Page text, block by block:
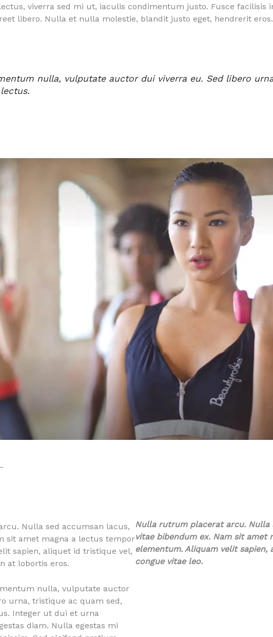
viverra sed mi ut, iaculis condimentum justo. Fusce facilisis
libero. Nulla et nulla molestie, blandit justo eget, hendrerit eros.
nulla, vulputate auctor dui viverra eu. Sed libero
Nulla sed accumsan lacus,
sit amet magna a lectus tempor
sapien, aliquet id tristique vel,
at lobortis eros.
nulla, vulputate auctor
urna, tristique ac quam sed,
Integer ut dui et urna
diam. Nulla egestas mi
Nulla rutrum placerat arcu. Nulla
vitae bibendum ex. Nam sit amet
elementum. Aliquam velit
congue vitae leo.